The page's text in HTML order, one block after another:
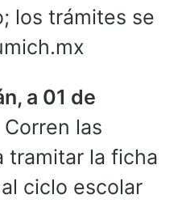
los trámites se
a 01 de
las
tramitar la ficha
ciclo escolar